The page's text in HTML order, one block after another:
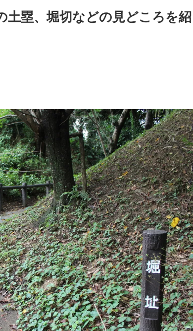
土塁、堀切などの見どころを紹